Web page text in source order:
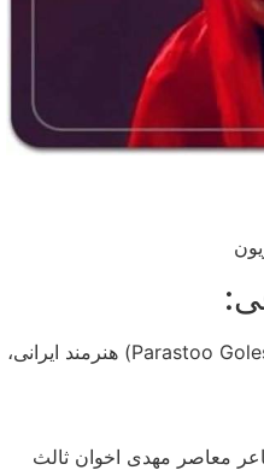
پرستو گلستانی (به انگلیسی: Parastoo Golestani) هنرمند ایرانی،
معاصر مهدی اخوان ثالث